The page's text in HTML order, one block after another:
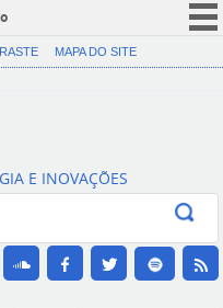
CORONAVÍRUS (COVID-19)
Canais
MAPA DO SITE
E INOVAÇÕES